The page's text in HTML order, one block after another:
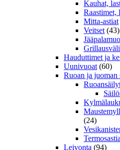
Kauhat,
Mitta-astiat
Veitset (43)
Hauduttimet ja
Uunivuoat (60)
Ruoan ja
(24)
Leivonta (94)